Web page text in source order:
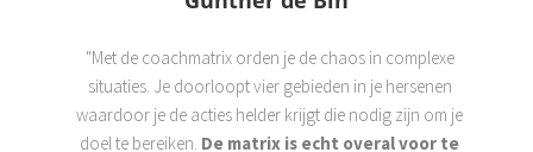
"Met de coachmatrix orden je de chaos in complexe
situaties. Je doorloopt vier gebieden in je hersenen
waardoor je de acties helder krijgt die nodig zijn om je
doel te bereiken. De matrix is echt overal voor te